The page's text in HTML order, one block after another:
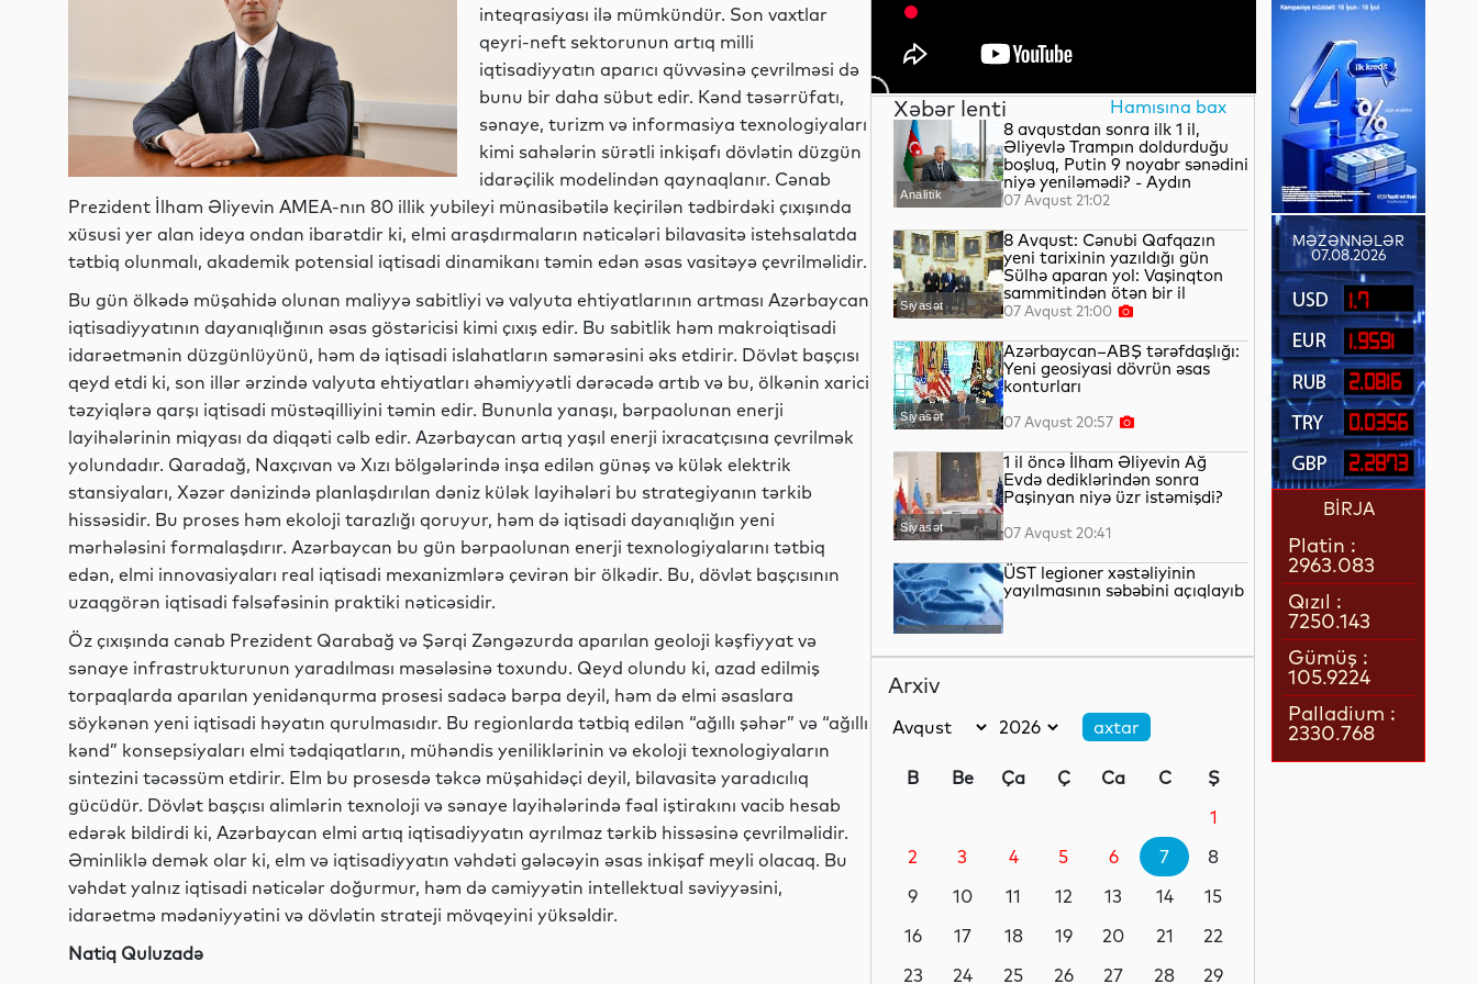
inteqrasiyası ilə mümkündür. Son vaxtlar
qeyri-neft sektorunun artıq milli
iqtisadiyyatın aparıcı qüvvəsinə çevrilməsi də
bunu bir daha sübut edir. Kənd təsərrüfatı,
sənaye, turizm və informasiya texnologiyaları
kimi sahələrin sürətli inkişafı dövlətin düzgün
idarəçilik modelindən qaynaqlanır. Cənab
Prezident İlham Əliyevin AMEA-nın 80 illik yubileyi münasibətilə keçirilən tədbirdəki çıxışında
xüsusi yer alan ideya ondan ibarətdir ki, elmi araşdırmaların nəticələri bilavasitə istehsalatda
tətbiq olunmalı, akademik potensial iqtisadi dinamikanı təmin edən əsas vasitəyə çevrilməlidir.
Bu gün ölkədə müşahidə olunan maliyyə sabitliyi və valyuta ehtiyatlarının artması Azərbaycan
iqtisadiyyatının dayanıqlığının əsas göstəricisi kimi çıxış edir. Bu sabitlik həm makroiqtisadi
idarəetmənin düzgünlüyünü, həm də iqtisadi islahatların səmərəsini əks etdirir. Dövlət başçısı
qeyd etdi ki, son illər ərzində valyuta ehtiyatları əhəmiyyətli dərəcədə artıb və bu, ölkənin xarici
təzyiqlərə qarşı iqtisadi müstəqilliyini təmin edir. Bununla yanaşı, bərpaolunan enerji
layihələrinin miqyası da diqqəti cəlb edir. Azərbaycan artıq yaşıl enerji ixracatçısına çevrilmək
yolundadır. Qaradağ, Naxçıvan və Xızı bölgələrində inşa edilən günəş və külək elektrik
stansiyaları, Xəzər dənizində planlaşdırılan dəniz külək layihələri bu strategiyanın tərkib
hissəsidir. Bu proses həm ekoloji tarazlığı qoruyur, həm də iqtisadi dayanıqlığın yeni
mərhələsini formalaşdırır. Azərbaycan bu gün bərpaolunan enerji texnologiyalarını tətbiq
edən, elmi innovasiyaları real iqtisadi mexanizmlərə çevirən bir ölkədir. Bu, dövlət başçısının
uzaqgörən iqtisadi fəlsəfəsinin praktiki nəticəsidir.
Öz çıxışında cənab Prezident Qarabağ və Şərqi Zəngəzurda aparılan geoloji kəşfiyyat və
sənaye infrastrukturunun yaradılması məsələsinə toxundu. Qeyd olundu ki, azad edilmiş
torpaqlarda aparılan yenidənqurma prosesi sadəcə bərpa deyil, həm də elmi əsaslara
söykənən yeni iqtisadi həyatın qurulmasıdır. Bu regionlarda tətbiq edilən “ağıllı şəhər” və “ağıllı
kənd” konsepsiyaları elmi tədqiqatların, mühəndis yeniliklərinin və ekoloji texnologiyaların
sintezini təcəssüm etdirir. Elm bu prosesdə təkcə müşahidəçi deyil, bilavasitə yaradıcılıq
gücüdür. Dövlət başçısı alimlərin texnoloji və sənaye layihələrində fəal iştirakını vacib hesab
edərək bildirdi ki, Azərbaycan elmi artıq iqtisadiyyatın ayrılmaz tərkib hissəsinə çevrilməlidir.
Əminliklə demək olar ki, elm və iqtisadiyyatın vəhdəti gələcəyin əsas inkişaf meyli olacaq. Bu
vəhdət yalnız iqtisadi nəticələr doğurmur, həm də cəmiyyətin intellektual səviyyəsini,
idarəetmə mədəniyyətini və dövlətin strateji mövqeyini yüksəldir.
Natiq Quluzadə
Xəbər lenti Hamısına bax
Analitik
8 avqustdan sonra ilk 1 il,
Əliyevlə Trampın doldurduğu
boşluq, Putin 9 noyabr sənədini
niyə yeniləmədi? - Aydın
QULİYEV yazır...
07 Avqust 21:02
Siyasət
8 Avqust: Cənubi Qafqazın
yeni tarixinin yazıldığı gün
Sülhə aparan yol: Vaşinqton
sammitindən ötən bir il
07 Avqust 21:00
Siyasət
Azərbaycan–ABŞ tərəfdaşlığı:
Yeni geosiyasi dövrün əsas
konturları
07 Avqust 20:57
Siyasət
1 il öncə İlham Əliyevin Ağ
Evdə dediklərindən sonra
Paşinyan niyə üzr istəmişdi?
07 Avqust 20:41
Dünya
ÜST legioner xəstəliyinin
yayılmasının səbəbini açıqlayıb
Discovery”nin birləşməsinə
razılıq verib
Dünya
məhdudlaşdırmaq qərarına
gəlib
07 Avqust 18:45
Dünya
ABŞ Kiber Komandanlığı şəxsi
hadisələrini araşdırır
07 Avqust 18:19
Arxiv
B Be Ça Ç Ca C
Ş
1
2
3 4 5 6 7
8
9
10 11 12 13 14
15
16
17 18 19 20 21
22
23
24 25 26 27 28
29
MƏZƏNNƏLƏR
07.08.2026
1.7
1.9591
2.0816
0.0356
2.2873
BİRJA
Platin :
2963.083
Qızıl :
7250.143
Gümüş :
105.9224
Palladium :
2330.768